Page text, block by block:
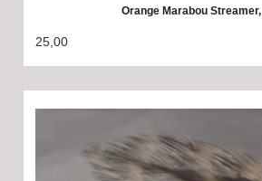
Orange Marabou Streamer,
25,00